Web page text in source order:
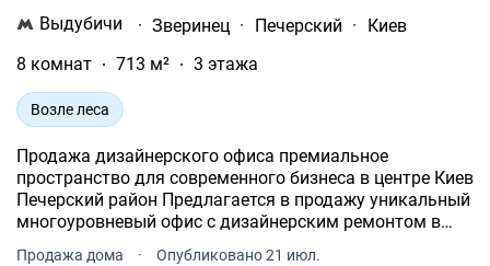
Выдубичи · Зверинец · Печерский ·
Киев
8 комнат
713 м² 3 этажа
Возле леса
Продажа дизайнерского офиса премиальное
пространство для современного бизнеса в центре Киев
Печерский район Предлагается в продажу уникальный
многоуровневый офис с дизайнерским ремонтом в
престижной локации столицы.
Продажа дома · Опубликовано 21 июл.